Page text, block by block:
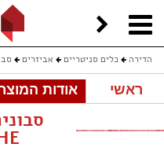
הדירה כלים סניטריים אביזרים
ראשי אודות